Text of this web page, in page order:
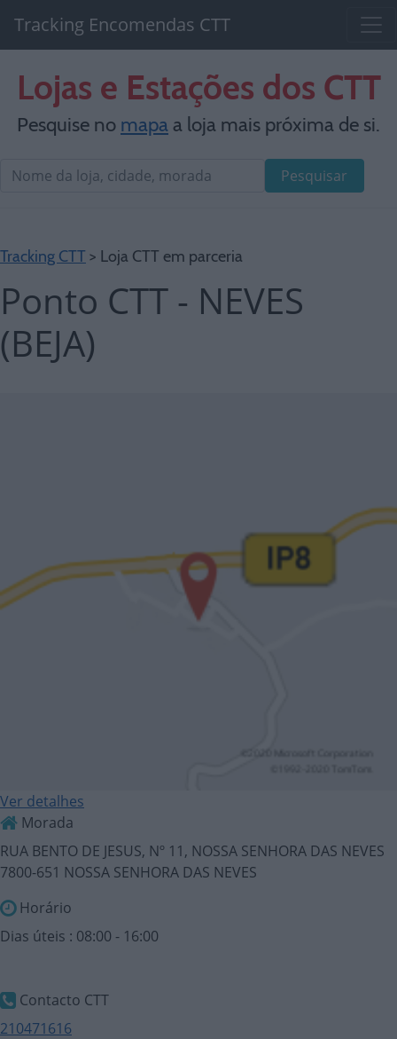
Tracking Encomendas CTT
Lojas e Estações dos CTT
Pesquise no mapaa loja mais próxima de si.
Pesquisar
Tracking CTT > Loja CTT em parceria
Ponto CTT - NEVES
(BEJA)
Ver detalhes
Morada
RUA BENTO DE JESUS, Nº 11, NOSSA SENHORA DAS NEVES
7800-651 NOSSA SENHORA DAS NEVES
Horário
Dias úteis : 08:00 - 16:00
Contacto CTT
210471616